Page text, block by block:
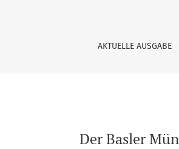
AKTUELLE AUSGABE
Der Basler